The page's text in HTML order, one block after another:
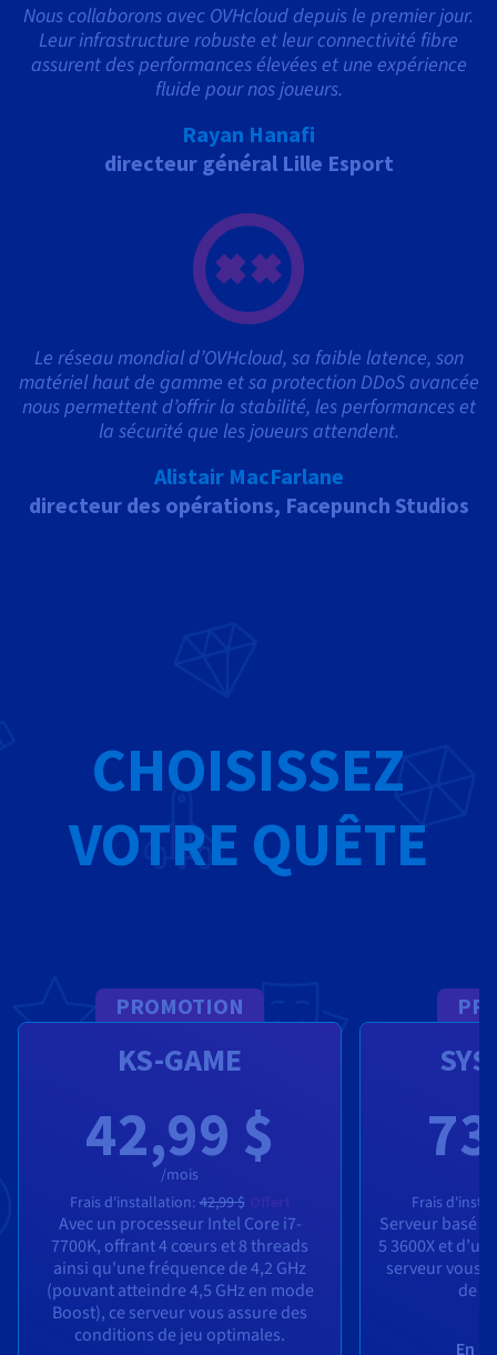
Nous collaborons avec OVHcloud depuis le premier jour.
Leur infrastructure robuste et leur connectivité fibre
assurent des performances élevées et une expérience
fluide pour nos joueurs.
Rayan Hanafi
directeur général Lille Esport
Le réseau mondial d’OVHcloud, sa faible latence, son
matériel haut de gamme et sa protection DDoS avancée
nous permettent d’offrir la stabilité, les performances et
la sécurité que les joueurs attendent.
Alistair MacFarlane
directeur des opérations, Facepunch Studios
CHOISISSEZ
VOTRE QUÊTE
PROMOTION
KS-GAME
42,99 $
/mois
Frais d'installation:42,99 $ Offert
Avec un processeur Intel Core i7-
7700K, offrant 4 cœurs et 8 threads
ainsi qu'une fréquence de 4,2 GHz
(pouvant atteindre 4,5 GHz en mode
Boost), ce serveur vous assure des
conditions de jeu optimales.
Frais
Serveur basé
5 3600X et
serveur vous
de
En